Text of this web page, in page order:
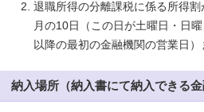
退職所得の分離課税に係る所得
月の10日（この日が土曜日・日
以降の最初の金融機関の営業日）
納入場所（納入書にて納入できる金